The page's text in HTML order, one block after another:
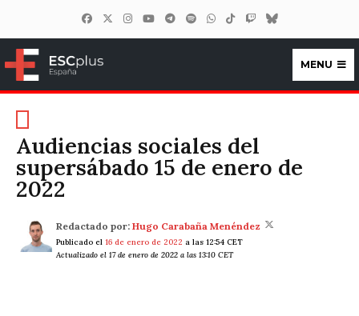
ESCplus España
MENU
Audiencias sociales del
supersábado 15 de enero de
2022
Redactado por: Hugo Carabaña Menéndez
Publicado el 16 de enero de 2022 a las 12:54 CET
Actualizado el 17 de enero de 2022 a las 13:10 CET